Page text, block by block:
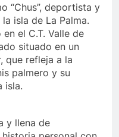
“Chus”, deportista y
isla de La Palma.
el C.T. Valle de
situado en un
que refleja a la
palmero y su
isla.
y llena de